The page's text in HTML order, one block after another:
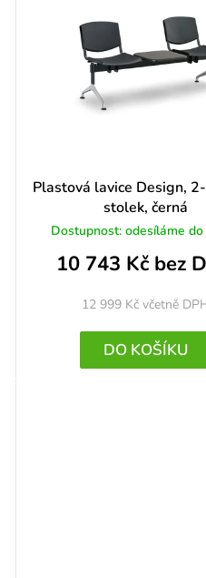
c
e
n
Plastová lavice Design,
stolek, černá
Dostupnost: odesíláme do
10 743 Kč bez
12 999 Kč včetně
DO KOŠÍKU